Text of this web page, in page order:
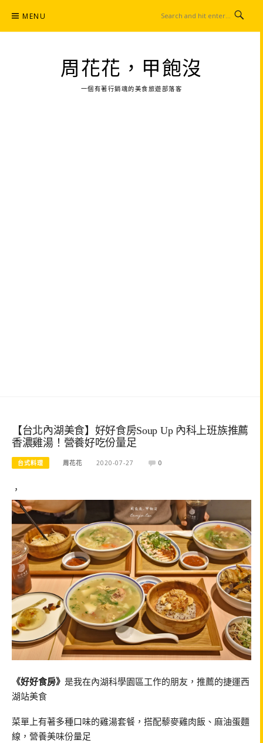
content
MENU
周花花，甲飽沒
一個有著行銷魂的美食旅遊部落客
【台北內湖美食】好好食房Soup Up 內科上班族推薦
香濃雞湯！營養好吃份量足
台式料理 周花花 2020-07-27 0
，
《好好食房》 是我在內湖科學園區工作的朋友，推薦的捷運西
湖站美食
菜單上有著多種口味的雞湯套餐，搭配藜麥雞肉飯、麻油蛋麵
線，營養美味份量足